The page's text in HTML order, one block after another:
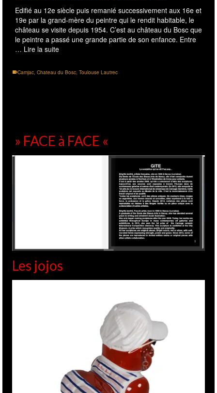
Edifié au 12e siècle puis remanié successivement aux 16e et
19e par la grand-mère du peintre qui le rendit habitable, le
château se visite depuis 1954. C’est au château du Bosc que
le peintre a passé une grande partie de son enfance. Entre
… Lire la suite
Camjac, Chateau du Bosc, Toulouse Lautrec
» FACE à FACE «
Les jojos